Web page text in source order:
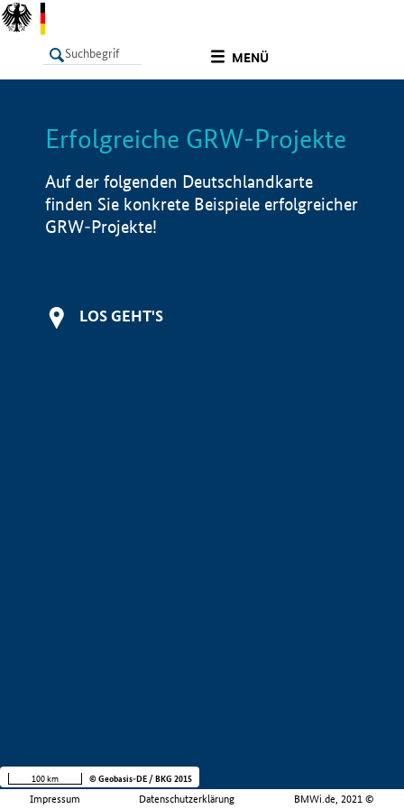
MENÜ
LISTE Info
Erfolgreiche GRW-Projekte
Auf der folgenden Deutschlandkarte
finden Sie konkrete Beispiele erfolgreicher
GRW-Projekte!
LOS GEHT'S
Impressum Datenschutzerklärung BMWi.de, 2021 ©
100 km © Geobasis-DE / BKG 2015